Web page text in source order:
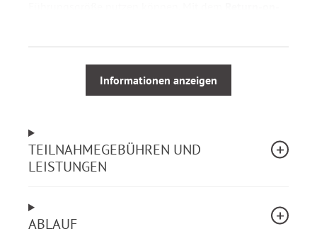
Ihr Nutzen
Nach dem Webinar können Sie:
Vertrauen als messbare Führungs-KPI nutzen
reduzieren
Eigenverantwortung und Zusammenarbeit
Informationen anzeigen
TEILNAHMEGEBÜHREN UND
LEISTUNGEN
ABLAUF